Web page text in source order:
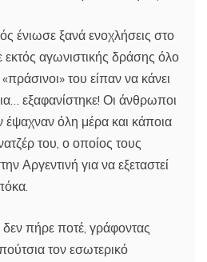
ένιωσε ξανά ενοχλήσεις στο
αγωνιστικής δράσης όλο
του είπαν να κάνει
εξαφανίστηκε! Οι άνθρωποι
έψαχναν όλη μέρα και κάποια
του, ο οποίος τους
Αργεντινή για να εξεταστεί
δεν πήρε ποτέ, γράφοντας
τον εσωτερικό